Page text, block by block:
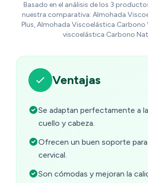
Basado en el análisis de los 3
nuestra comparativa: Almohada
Plus, Almohada Viscoelástica Carbono
viscoelástica Carbono
Ventajas
Se adaptan perfectamente a
cuello y cabeza.
Ofrecen un buen soporte para
cervical.
Son cómodas y mejoran la